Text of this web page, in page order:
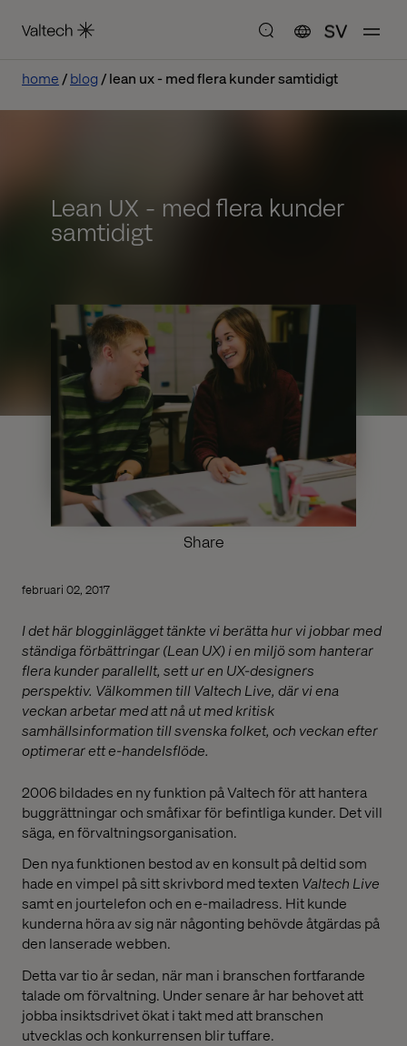
SV
home blog lean ux - med flera kunder samtidigt
Lean UX - med flera kunder
samtidigt
Share
februari 02, 2017
I det här blogginlägget tänkte vi berätta hur vi jobbar med
ständiga förbättringar (Lean UX) i en miljö som hanterar
flera kunder parallellt, sett ur en UX-designers
perspektiv. Välkommen till Valtech Live, där vi ena
veckan arbetar med att nå ut med kritisk
samhällsinformation till svenska folket, och veckan efter
optimerar ett e-handelsflöde.
2006 bildades en ny funktion på Valtech för att hantera
buggrättningar och småfixar för befintliga kunder. Det vill
säga, en förvaltningsorganisation.
Den nya funktionen bestod av en konsult på deltid som
hade en vimpel på sitt skrivbord med texten Valtech Live
samt en jourtelefon och en e-mailadress. Hit kunde
kunderna höra av sig när någonting behövde åtgärdas på
den lanserade webben.
Detta var tio år sedan, när man i branschen fortfarande
talade om förvaltning. Under senare år har behovet att
jobba insiktsdrivet ökat i takt med att branschen
utvecklas och konkurrensen blir tuffare.